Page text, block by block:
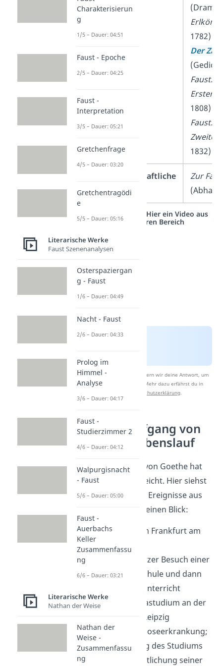
Erlkönig
1782)
Der
Faust.
Erster
1808)
Faust.
Zweiter
1832)
Naturwissenschaftliche
Erfolge
Zur
Studyflix vernetzt: Hier ein Video aus
einem anderen Bereich
Nach Beantwortung speichern wir deine Antwort, um
Studyflix zu verbessern. Mehr dazu erfährst du in
Datenschutzerklärung.
Johann Wolfgang von
Goethe – Lebenslauf
Johann Wolfgang von Goethe hat
viel erlebt und erreicht. Hier siehst
du die wichtigsten Ereignisse aus
seinem Leben auf einen Blick:
1749: Geburt in Frankfurt am
Main
: Kurzer Besuch einer
öffentlichen Schule und dann
privater Hausunterricht
1765-1768
: Jurastudium an der
Universität in Leipzig
1768: Tuberkuloseerkrankung;
Unterbrechung des Studiums
: Veröffentlichung seiner
Charakterisierun
g
1/5 – Dauer: 04:51
Faust - Epoche
2/5 – Dauer: 04:25
Faust -
Interpretation
3/5 – Dauer: 05:21
Gretchenfrage
4/5 – Dauer: 03:20
Gretchentragödi
e
5/5 – Dauer: 05:16
Literarische Werke
Faust Szenenanalysen
Osterspaziergan
g - Faust
1/6 – Dauer: 04:49
Nacht - Faust
2/6 – Dauer: 04:33
Prolog im
Himmel -
Analyse
3/6 – Dauer: 04:17
Faust -
Studierzimmer 2
4/6 – Dauer: 04:12
Walpurgisnacht
- Faust
5/6 – Dauer: 05:00
Faust -
Auerbachs
Keller
Zusammenfassu
ng
6/6 – Dauer: 03:21
Literarische Werke
Nathan der Weise
Nathan der
Weise -
Zusammenfassu
ng